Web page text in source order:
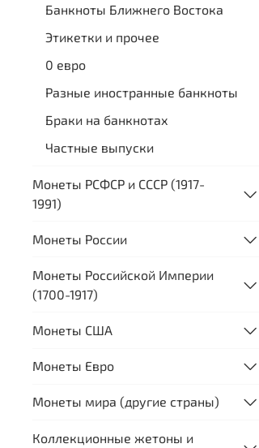
Банкноты Ближнего Востока
Этикетки и прочее
0 евро
Разные иностранные банкноты
Браки на банкнотах
Частные выпуски
Монеты РСФСР и СССР (1917-
1991)
Монеты России
Монеты Российской Империи
(1700-1917)
Монеты США
Монеты Евро
Монеты мира (другие страны)
Коллекционные жетоны и